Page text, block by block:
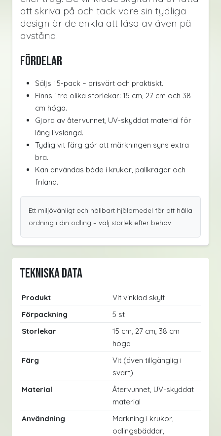
att skriva på och tack vare sin tydliga
design är de enkla att läsa av även på
avstånd.
Fördelar
Säljs i 5-pack – prisvärt och praktiskt.
Finns i tre olika storlekar: 15 cm, 27 cm och 38
cm höga.
Gjord av återvunnet, UV-skyddat material för
lång livslängd.
Tydlig vit färg gör att märkningen syns extra
bra.
Kan användas både i krukor, pallkragar och
friland.
Ett miljövänligt och hållbart hjälpmedel för att hålla
ordning i din odling – välj storlek efter behov.
Tekniska data
Produkt
Vit vinklad skylt
Förpackning
5 st
Storlekar
15 cm, 27 cm, 38 cm
höga
Färg
Vit (även tillgänglig i
svart)
Material
Återvunnet, UV-skyddat
material
Användning
Märkning i krukor,
odlingsbäddar,